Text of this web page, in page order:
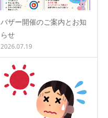
バザー開催のご案内とお知
らせ
2026.07.19